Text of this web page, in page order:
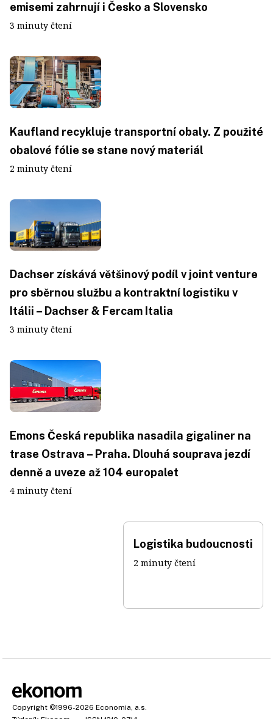
emisemi zahrnují i Česko a Slovensko
3 minuty čtení
Kaufland recykluje transportní obaly. Z použité
obalové fólie se stane nový materiál
2 minuty čtení
Dachser získává většinový podíl v joint venture
pro sběrnou službu a kontraktní logistiku v
Itálii – Dachser & Fercam Italia
3 minuty čtení
Emons Česká republika nasadila gigaliner na
trase Ostrava – Praha. Dlouhá souprava jezdí
denně a uveze až 104 europalet
4 minuty čtení
Logistika budoucnosti
2 minuty čtení
Copyright ©1996-2026 Economia, a.s.